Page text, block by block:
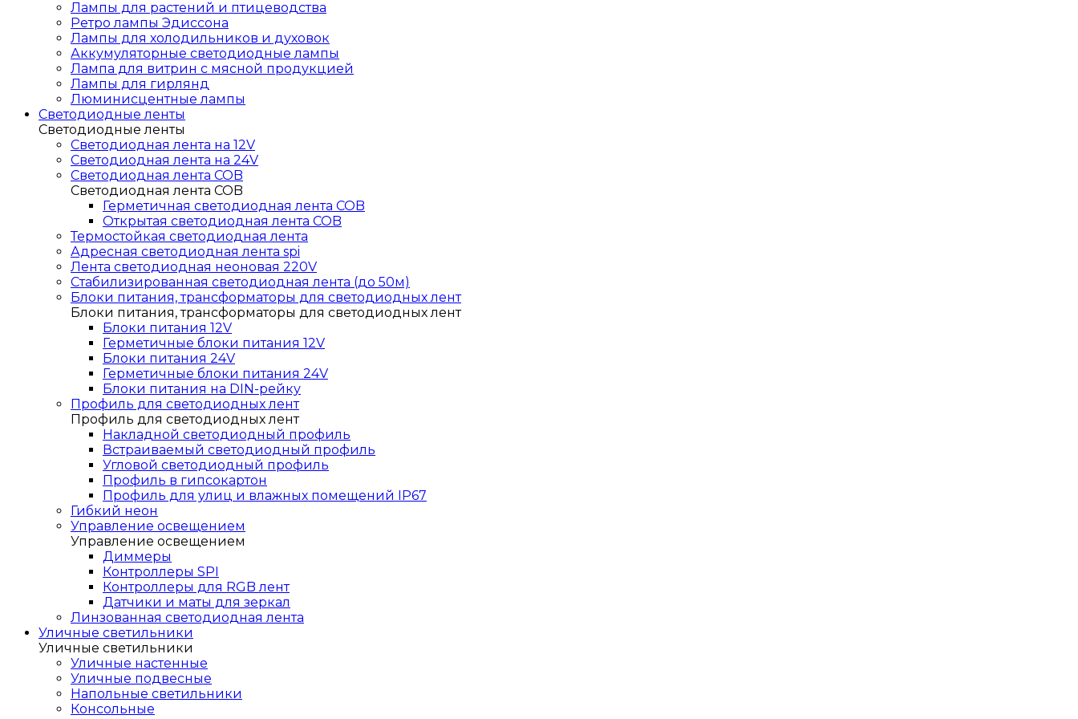
Лампы для растений и птицеводства
Ретро лампы Эдиссона
Лампы для холодильников и духовок
Аккумуляторные светодиодные лампы
Лампа для витрин с мясной продукцией
Лампы для гирлянд
Люминисцентные лампы
Светодиодные ленты
Светодиодные ленты
Светодиодная лента на 12V
Светодиодная лента на 24V
Светодиодная лента COB
Светодиодная лента COB
Герметичная светодиодная лента COB
Открытая светодиодная лента COB
Термостойкая светодиодная лента
Адресная светодиодная лента spi
Лента светодиодная неоновая 220V
Стабилизированная светодиодная лента (до 50м)
Блоки питания, трансформаторы для светодиодных лент
Блоки питания, трансформаторы для светодиодных лент
Блоки питания 12V
Герметичные блоки питания 12V
Блоки питания 24V
Герметичные блоки питания 24V
Блоки питания на DIN-рейку
Профиль для светодиодных лент
Профиль для светодиодных лент
Накладной светодиодный профиль
Встраиваемый светодиодный профиль
Угловой светодиодный профиль
Профиль в гипсокартон
Профиль для улиц и влажных помещений IP67
Гибкий неон
Управление освещением
Управление освещением
Диммеры
Контроллеры SPI
Контроллеры для RGB лент
Датчики и маты для зеркал
Линзованная светодиодная лента
Уличные светильники
Уличные светильники
Уличные настенные
Уличные подвесные
Напольные светильники
Консольные